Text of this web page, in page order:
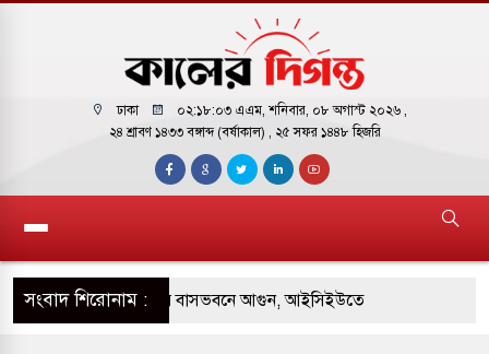
ঢাকা ০২:১৮:০৪ এএম, শনিবার, ০৮ অগাস্ট ২০২৬ ,
২৪ শ্রাবণ ১৪৩৩ বঙ্গাব্দ (বর্ষাকাল) , ২৫ সফর ১৪৪৮ হিজরি
সংবাদ শিরোনাম :
হাইকমিশনারের বাসভবনে আগুন, আইসিইউতে